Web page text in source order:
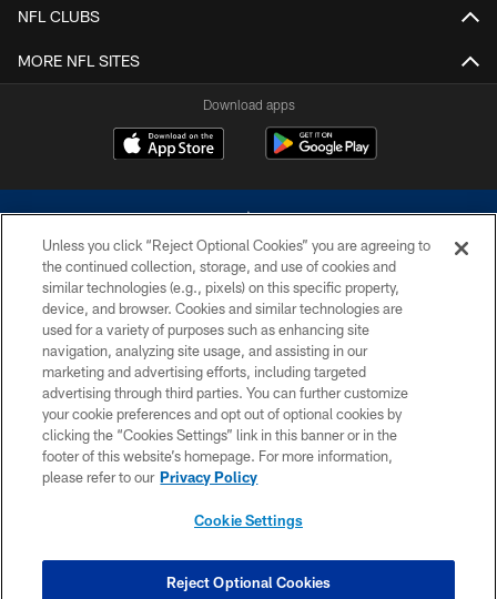
NFL CLUBS
MORE NFL SITES
Download apps
©2026 Dallas Cowboys. All rights reserved. Do not duplicate in any form
without permission of the Dallas Cowboys. The Dallas Cowboys
Cheerleaders will not initiate contact with any person to request personal or
financial information.
PRIVACY POLICY
ACCESSIBILITY
SITE MAP
COOKIE SETTINGS
Unless you click “Reject Optional Cookies” you are agreeing to
the continued collection, storage, and use of cookies and
similar technologies (e.g., pixels) on this specific property,
device, and browser. Cookies and similar technologies are
used for a variety of purposes such as enhancing site
navigation, analyzing site usage, and assisting in our
marketing and advertising efforts, including targeted
advertising through third parties. You can further customize
your cookie preferences and opt out of optional cookies by
clicking the “Cookies Settings” link in this banner or in the
footer of this website’s homepage. For more information,
please refer to our Privacy Policy
Cookie Settings
Reject Optional Cookies